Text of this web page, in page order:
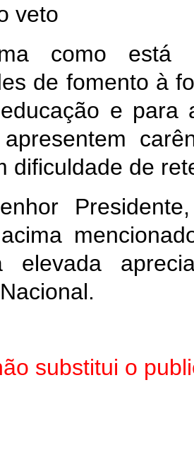
veto
como está
de fomento à
e
dificuldade de
elevada
substitui o